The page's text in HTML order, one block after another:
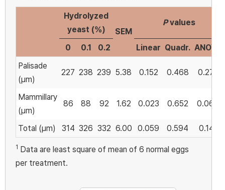
Hydrolyzed
yeast (%)
SEM
Pvalues
0 0.1 0.2 Linear Quadr. ANOVA
Palisade
(μm)
227 238 239 5.38 0.152 0.468 0.273
Mammillary
(μm)
86 88 92 1.62 0.023 0.652 0.064
Total (μm) 314 326 332 6.00 0.059 0.594 0.141
1 Data are least square of mean of 6 normal eggs
per treatment.